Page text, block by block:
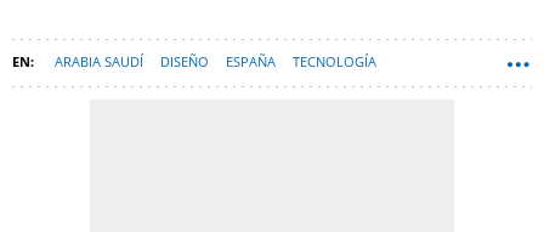
ARABIA SAUDÍ DISEÑO ESPAÑA TECNOLOGÍA